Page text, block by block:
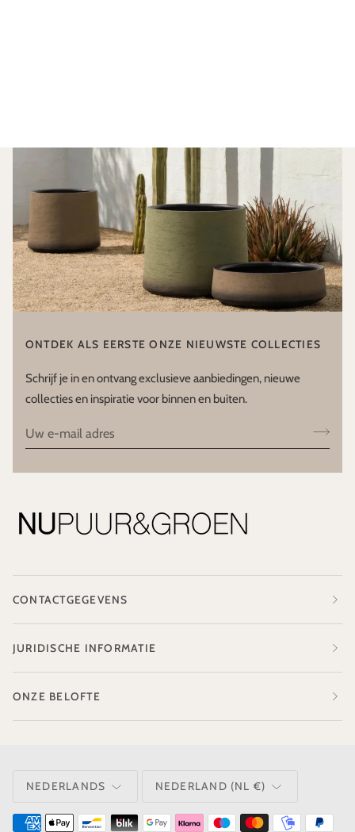
ONTDEK ALS EERSTE ONZE NIEUWSTE COLLECTIES
Schrijf je in en ontvang exclusieve aanbiedingen, nieuwe
collecties en inspiratie voor binnen en buiten.
CONTACTGEGEVENS
JURIDISCHE INFORMATIE
ONZE BELOFTE
NEDERLANDS NEDERLAND (NL €)